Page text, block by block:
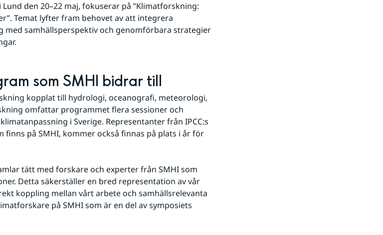
den 20–22 maj, fokuserar på ”Klimatforskning:
Temat lyfter fram behovet av att integrera
med samhällsperspektiv och genomförbara strategier
som SMHI bidrar till
kopplat till hydrologi, oceanografi, meteorologi,
omfattar programmet flera sessioner och
i Sverige. Representanter från IPCC:s
på SMHI, kommer också finnas på plats i år för
tätt med forskare och experter från SMHI som
Detta säkerställer en bred representation av vår
koppling mellan vårt arbete och samhällsrelevanta
på SMHI som är en del av symposiets